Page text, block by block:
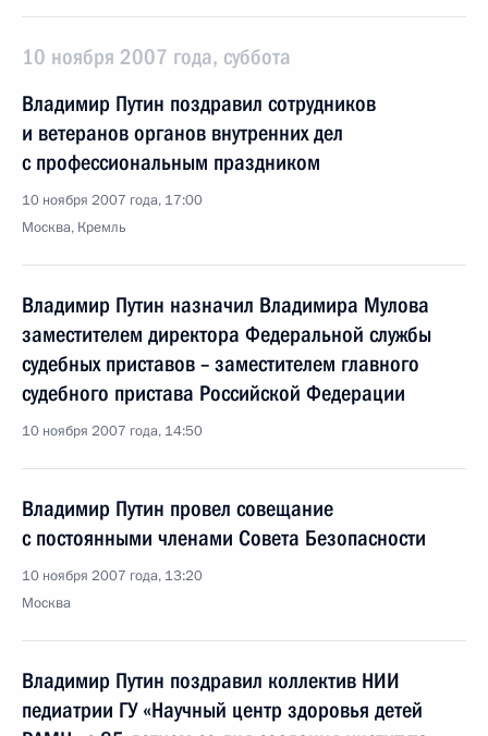
10 ноября 2007 года, суббота
Владимир Путин поздравил сотрудников
и ветеранов органов внутренних дел
с профессиональным праздником
10 ноября 2007 года, 17:00
Москва, Кремль
Владимир Путин назначил Владимира Мулова
заместителем директора Федеральной службы
судебных приставов – заместителем главного
судебного пристава Российской Федерации
10 ноября 2007 года, 14:50
Владимир Путин провел совещание
с постоянными членами Совета Безопасности
10 ноября 2007 года, 13:20
Москва
Владимир Путин поздравил коллектив НИИ
педиатрии ГУ «Научный центр здоровья детей